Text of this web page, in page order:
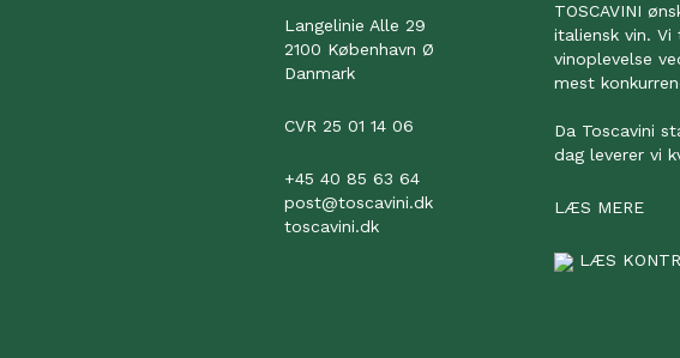
Langelinie Alle 29
2100 København Ø
Danmark
CVR 25 01 14 06
+45 40 85 63 64
post@toscavini.dk
toscavini.dk
TOSCAVINI
italiensk vin.
vinoplevelse
mest
Da Toscavini
dag leverer vi
LÆS MERE
LÆS